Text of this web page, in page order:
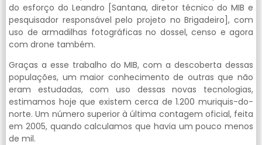
do esforço do Leandro [Santana, diretor técnico do MIB e
pesquisador responsável pelo projeto no Brigadeiro], com
uso de armadilhas fotográficas no dossel, censo e agora
com drone também.
Graças a esse trabalho do MIB, com a descoberta dessas
populações, um maior conhecimento de outras que não
eram estudadas, com uso dessas novas tecnologias,
estimamos hoje que existem cerca de 1.200 muriquis-do-
norte. Um número superior à última contagem oficial, feita
em 2005, quando calculamos que havia um pouco menos
de mil.